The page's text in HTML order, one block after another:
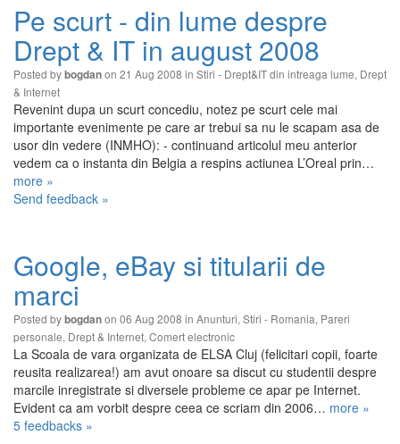
Pe scurt - din lume despre
Drept & IT in august 2008
Posted bybogdanon 21 Aug 2008 in Stiri - Drept&IT din intreaga lume, Drept
& Internet
Revenint dupa un scurt concediu, notez pe scurt cele mai
importante evenimente pe care ar trebui sa nu le scapam asa de
usor din vedere (INMHO): - continuand articolul meu anterior
vedem ca o instanta din Belgia a respins actiunea L’Oreal prin…
more »
Send feedback »
Google, eBay si titularii de
marci
Posted bybogdanon 06 Aug 2008 in Anunturi, Stiri - Romania, Pareri
personale, Drept & Internet, Comert electronic
La Scoala de vara organizata de ELSA Cluj (felicitari copii, foarte
reusita realizarea!) am avut onoare sa discut cu studentii despre
marcile inregistrate si diversele probleme ce apar pe Internet.
Evident ca am vorbit despre ceea ce scriam din 2006… more »
5 feedbacks »